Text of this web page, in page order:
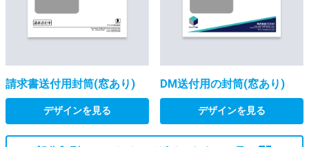
請求書送付用封筒(窓あり)
デザインを見る
DM送付用の封筒(窓あり)
デザインを見る